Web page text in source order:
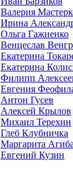
Валерия
Ирина
Ольга Гажиенко
Венцеслав
Екатерина
Екатерина
Филипп
Евгения
Антон Гусев
Алексей Крылов
Михаил Терехин
Глеб Клубничка
Маргарита
Евгений Кузин